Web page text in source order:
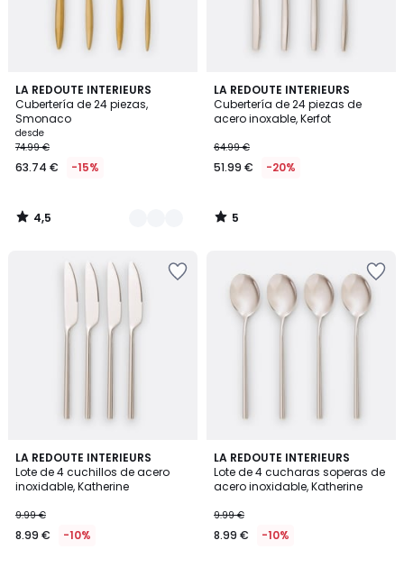
LA REDOUTE INTERIEURS
Cubertería de 24 piezas,
Smonaco
desde
74.99 €
63.74 € -15%
4,5
/ 5
2
Colores
4,5
/
LA REDOUTE INTERIEURS
Cubertería de 24 piezas de
acero inoxable, Kerfot
64.99 €
51.99 € -20%
5
/
5
5
/
LA REDOUTE INTERIEURS
Lote de 4 cuchillos de acero
inoxidable, Katherine
9.99 €
8.99 € -10%
5
/
5
LA REDOUTE INTERIEURS
Lote de 4 cucharas soperas de
acero inoxidable, Katherine
9.99 €
8.99 € -10%
4,8
/ 5